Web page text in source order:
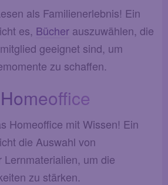
als Familienerlebnis! Ein
es, Bücher auszuwählen, die
geeignet sind, um
zu schaffen.
Homeoffice mit Wissen! Ein
die Auswahl von
Lernmaterialien, um die
zu stärken.